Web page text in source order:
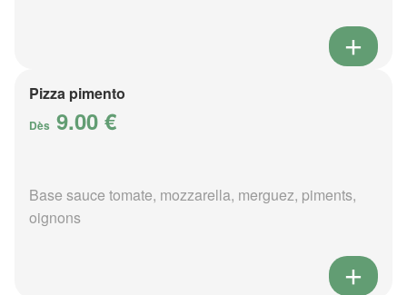
Pizza pimento
Dès 9.00 €
Base sauce tomate, mozzarella, merguez, piments,
oignons